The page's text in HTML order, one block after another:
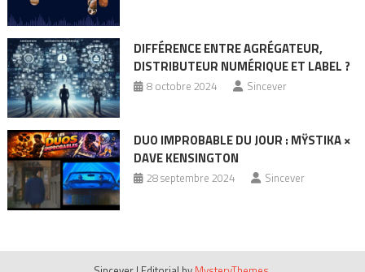
DIFFÉRENCE ENTRE AGRÉGATEUR,
DISTRIBUTEUR NUMÉRIQUE ET LABEL ?
8 octobre 2024 Sincever
DUO IMPROBABLE DU JOUR : MŸSTIKA ×
DAVE KENSINGTON
28 septembre 2024 Sincever